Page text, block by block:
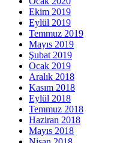
Ekim 2019
Eylül 2019
Temmuz 2019
Mayıs 2019
Şubat 2019
Ocak 2019
Aralık 2018
Kasım 2018
Eylül 2018
Temmuz 2018
Haziran 2018
Mayıs 2018